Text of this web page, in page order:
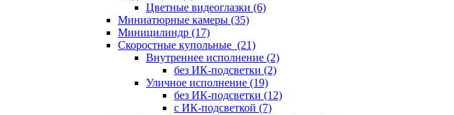
Цветные видеоглазки (6)
Миниатюрные камеры (35)
Миницилиндр (17)
Скоростные купольные (21)
Внутреннее исполнение (2)
без ИК-подсветки (2)
Уличное исполнение (19)
без ИК-подсветки (12)
с ИК-подсветкой (7)